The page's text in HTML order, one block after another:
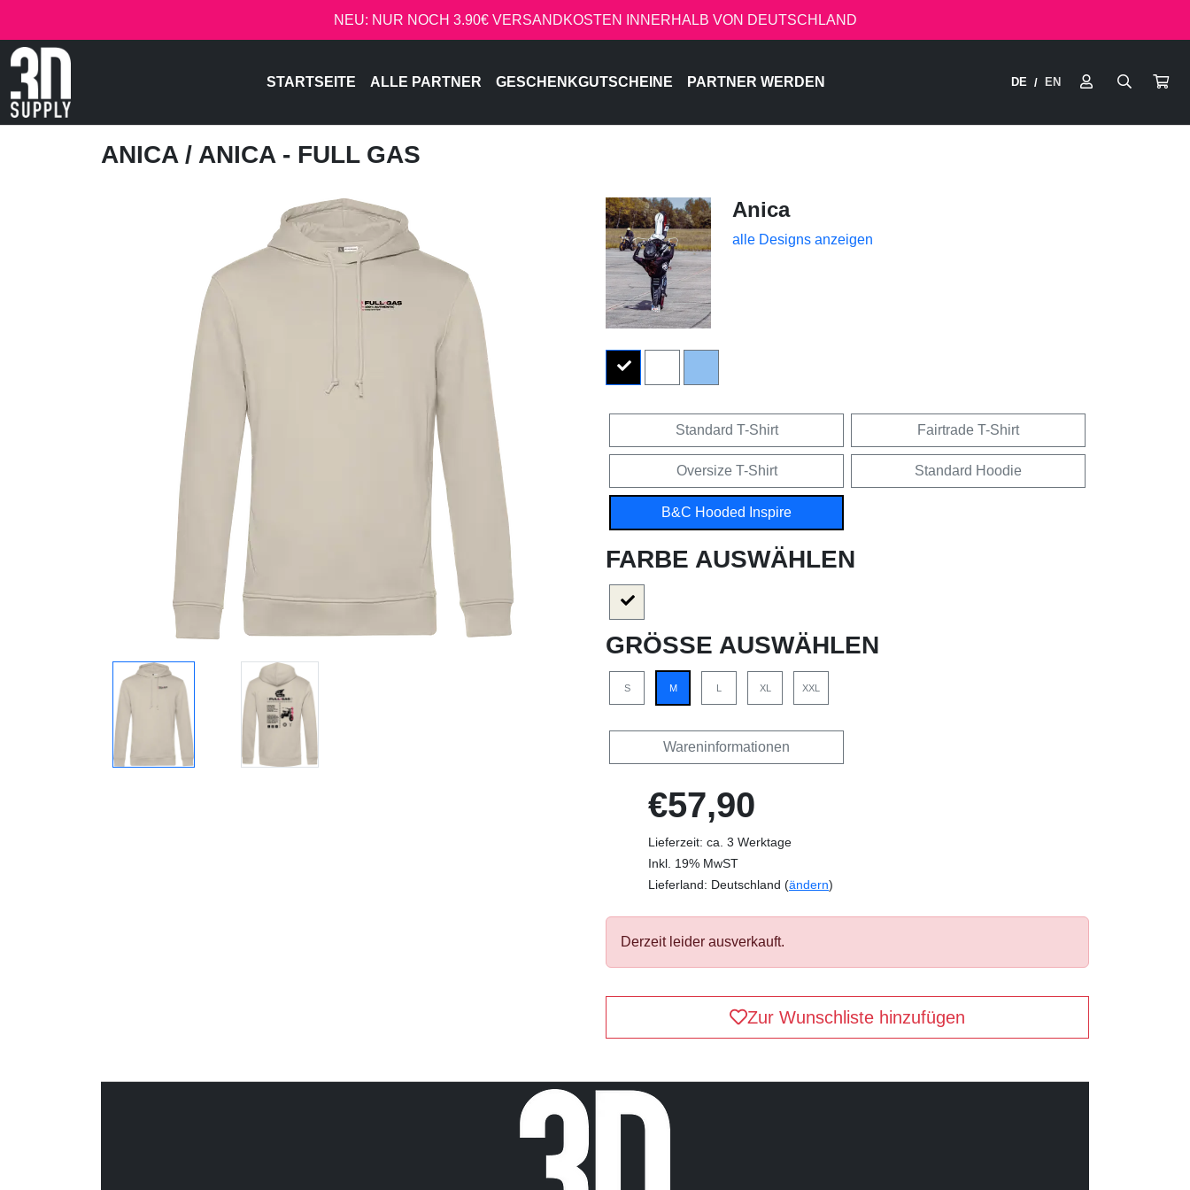
NEU: NUR NOCH 3.90€ VERSANDKOSTEN INNERHALB VON DEUTSCHLAND
STARTSEITE ALLE PARTNER GESCHENKGUTSCHEINE PARTNER WERDEN DE / EN
ANICA / ANICA - FULL GAS
Anica
alle Designs anzeigen
Standard T-Shirt Fairtrade T-Shirt
Oversize T-Shirt Standard Hoodie
B&C Hooded Inspire
FARBE AUSWÄHLEN
GRÖSSE AUSWÄHLEN
S M L XL XXL
Wareninformationen
€57,90
Lieferzeit: ca. 3 Werktage
Inkl. 19% MwST
Lieferland: Deutschland (ändern)
Derzeit leider ausverkauft.
Zur Wunschliste hinzufügen